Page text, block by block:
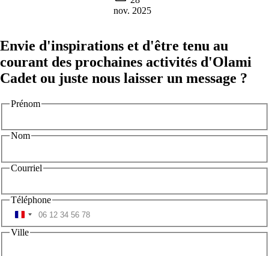
nov. 2025
Envie d'inspirations et d'être tenu au
courant des prochaines activités d'Olami
Cadet ou juste nous laisser un message ?
Prénom
Nom
Courriel
Téléphone
Ville